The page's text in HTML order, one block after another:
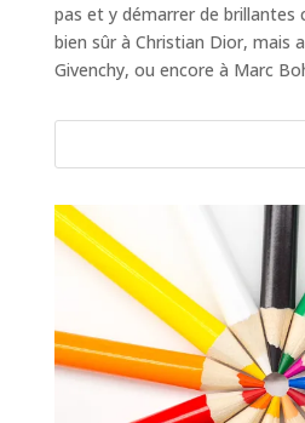
pas et y démarrer de brillantes
bien sûr à Christian Dior, mais
Givenchy, ou encore à Marc